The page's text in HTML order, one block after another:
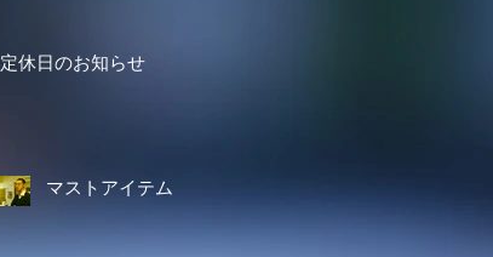
定休日のお知らせ
マストアイテム